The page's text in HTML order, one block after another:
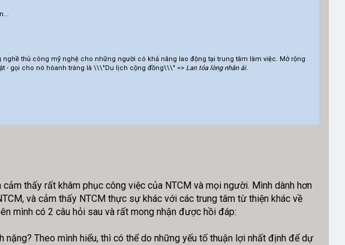
thủ công mỹ nghệ cho những người có khả năng lao động tại trung tâm làm việc. Mở rộng
- gọi cho nó hòanh tráng là \\\"Du lịch cộng đồng\\\" => Lan tỏa lòng nhân ái.
thấy rất khâm phục công việc của NTCM và mọi người. Mình dành hơn
và cảm thấy NTCM thực sự khác với các trung tâm từ thiện khác về
mình có 2 câu hỏi sau và rất mong nhận được hồi đáp:
Theo mình hiểu, thì có thể do những yếu tố thuận lợi nhất định để dự